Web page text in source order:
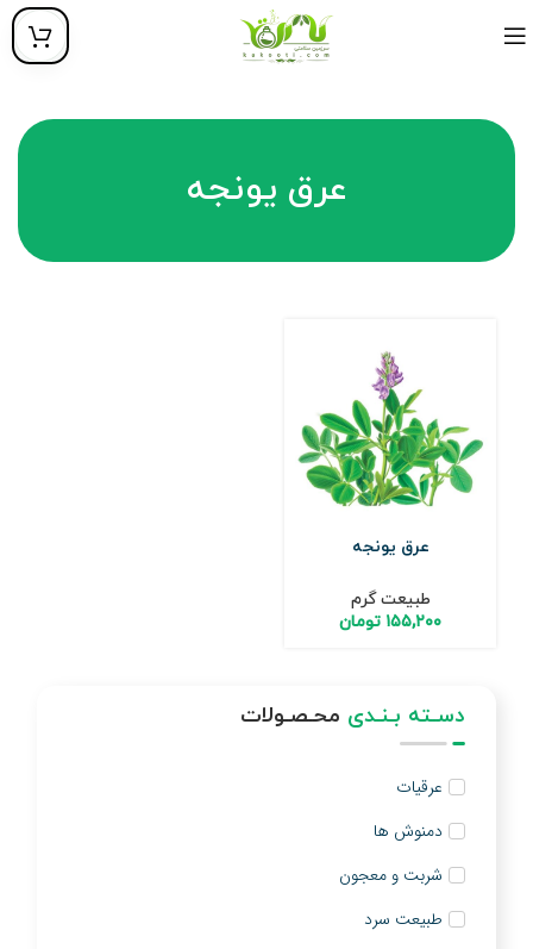
عرق یونجه
دسـته بـنـدی محـصـولات
عرقیات
دمنوش ها
شربت و معجون
طبیعت سرد
عرق یونجه
طبیعت گرم
۱۵۵,۲۰۰ تومان